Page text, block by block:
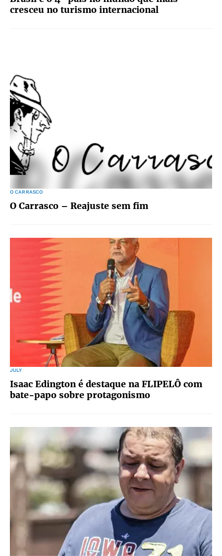
cresceu no turismo internacional
O CARRASCO
O Carrasco – Reajuste sem fim
JULY
Isaac Edington é destaque na FLIPELÔ com
bate-papo sobre protagonismo